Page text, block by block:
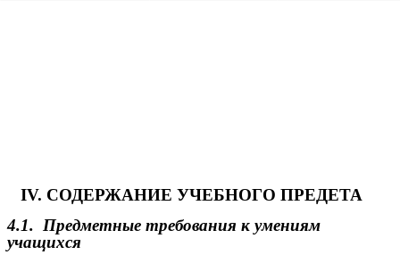
IV. СОДЕРЖАНИЕ УЧЕБНОГО ПРЕДЕТА
4.1. Предметные требования к умениям
учащихся